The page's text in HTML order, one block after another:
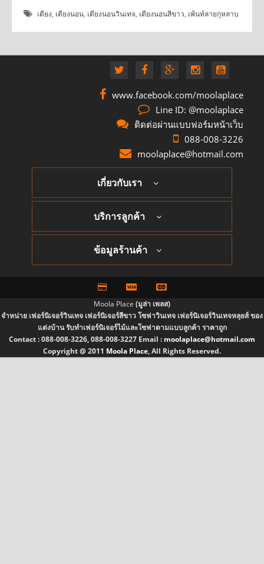
เตียง, เตียงนอน, เตียงนอนวินเทจ, เตียงนอนสีขาว, เพ้นท์ลายกุหลาบ
www.facebook.com/moolaplace
Line ID: @moolaplace
ติดต่อผ่านแบบฟอร์มหน้าเว็บ
088-008-3226
moolaplace@hotmail.com
เกี่ยวกับเรา
บริการลูกค้า
ข้อมูลร้านค้า
Moola Place (มูล่า เพลส)
จำหน่าย เฟอร์นิเจอร์วินเทจ เฟอร์นิเจอร์สีขาว โซฟาวินเทจ เฟอร์นิเจอร์วินเทจหลุยส์ ของ
แต่งบ้าน รับทำเฟอร์นิเจอร์ไม้และโซฟาตามแบบลูกค้า ราคาถูก
Contact :088-008-3226, 088-008-3227 Email : moolaplace@hotmail.com
Copyright @ 2011 Moola Place, All Rights Reserved.